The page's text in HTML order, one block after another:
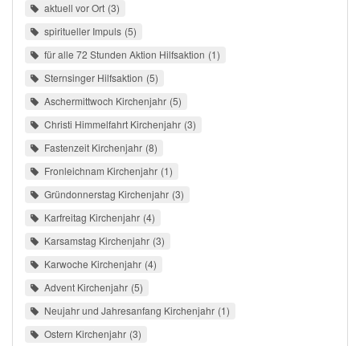
aktuell vor Ort 3
spiritueller Impuls 5
für alle 72 Stunden Aktion Hilfsaktion 1
Sternsinger Hilfsaktion 5
Aschermittwoch Kirchenjahr 5
Christi Himmelfahrt Kirchenjahr 3
Fastenzeit Kirchenjahr 8
Fronleichnam Kirchenjahr 1
Gründonnerstag Kirchenjahr 3
Karfreitag Kirchenjahr 4
Karsamstag Kirchenjahr 3
Karwoche Kirchenjahr 4
Advent Kirchenjahr 5
Neujahr und Jahresanfang Kirchenjahr 1
Ostern Kirchenjahr 3